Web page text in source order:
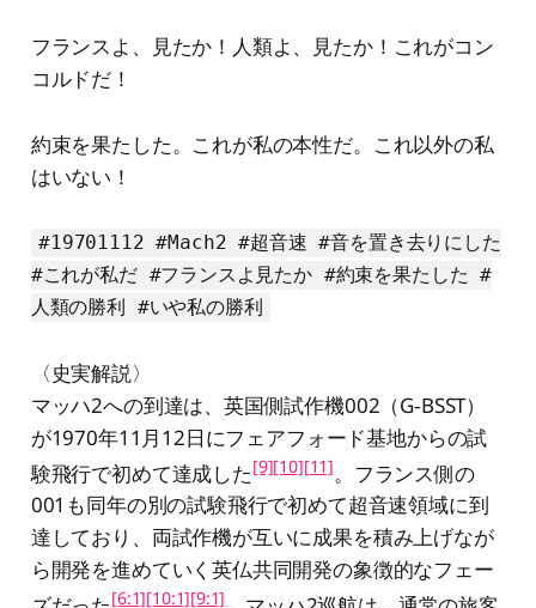
フランスよ、見たか！人類よ、見たか！これがコン
コルドだ！
約束を果たした。これが私の本性だ。これ以外の私
はいない！
#19701112 #Mach2 #超音速 #音を置き去りにした
#これが私だ #フランスよ見たか #約束を果たした #
人類の勝利 #いや私の勝利
〈史実解説〉
マッハ2への到達は、英国側試作機002（G‑BSST）
が1970年11月12日にフェアフォード基地からの試
験飛行で初めて達成した[9][10][11]。フランス側の
001も同年の別の試験飛行で初めて超音速領域に到
達しており、両試作機が互いに成果を積み上げなが
ら開発を進めていく英仏共同開発の象徴的なフェー
[6:1][10:1][9:1]